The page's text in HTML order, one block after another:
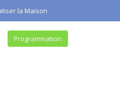
la Maison
Programmation